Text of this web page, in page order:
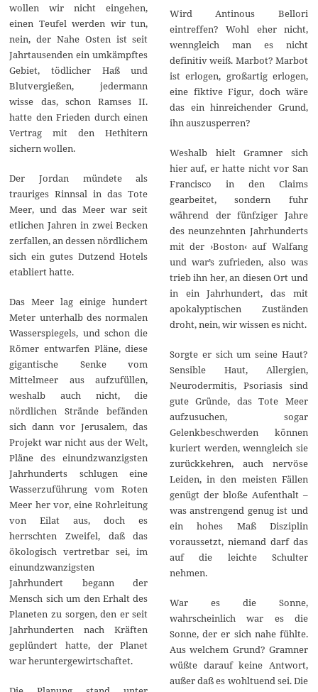
wollen wir nicht eingehen,
einen Teufel werden wir tun,
nein, der Nahe Osten ist seit
Jahrtausenden ein umkämpftes
Gebiet, tödlicher Haß und
Blutvergießen, jedermann
wisse das, schon Ramses II.
hatte den Frieden durch einen
Vertrag mit den Hethitern
sichern wollen.
Der Jordan mündete als
trauriges Rinnsal in das Tote
Meer, und das Meer war seit
etlichen Jahren in zwei Becken
zerfallen, an dessen nördlichem
sich ein gutes Dutzend Hotels
etabliert hatte.
Das Meer lag einige hundert
Meter unterhalb des normalen
Wasserspiegels, und schon die
Römer entwarfen Pläne, diese
gigantische Senke vom
Mittelmeer aus aufzufüllen,
weshalb auch nicht, die
nördlichen Strände befänden
sich dann vor Jerusalem, das
Projekt war nicht aus der Welt,
Pläne des einundzwanzigsten
Jahrhunderts schlugen eine
Wasserzuführung vom Roten
Meer her vor, eine Rohrleitung
von Eilat aus, doch es
herrschten Zweifel, daß das
ökologisch vertretbar sei, im
einundzwanzigsten
Jahrhundert begann der
Mensch sich um den Erhalt des
Planeten zu sorgen, den er seit
Jahrhunderten nach Kräften
geplündert hatte, der Planet
war heruntergewirtschaftet.
Wird Antinous Bellori
eintreffen? Wohl eher nicht,
wenngleich man es nicht
definitiv weiß. Marbot? Marbot
ist erlogen, großartig erlogen,
eine fiktive Figur, doch wäre
das ein hinreichender Grund,
ihn auszusperren?
Weshalb hielt Gramner sich
hier auf, er hatte nicht vor San
Francisco in den Claims
gearbeitet, sondern fuhr
während der fünfziger Jahre
des neunzehnten Jahrhunderts
mit der ›Boston‹ auf Walfang
und war’s zufrieden, also was
trieb ihn her, an diesen Ort und
in ein Jahrhundert, das mit
apokalyptischen Zuständen
droht, nein, wir wissen es nicht.
Sorgte er sich um seine Haut?
Sensible Haut, Allergien,
Neurodermitis, Psoriasis sind
gute Gründe, das Tote Meer
aufzusuchen, sogar
Gelenkbeschwerden können
kuriert werden, wenngleich sie
zurückkehren, auch nervöse
Leiden, in den meisten Fällen
genügt der bloße Aufenthalt –
was anstrengend genug ist und
ein hohes Maß Disziplin
voraussetzt, niemand darf das
auf die leichte Schulter
nehmen.
War es die Sonne,
wahrscheinlich war es die
Sonne, der er sich nahe fühlte.
Aus welchem Grund? Gramner
wüßte darauf keine Antwort,
außer daß es wohltuend sei. Die